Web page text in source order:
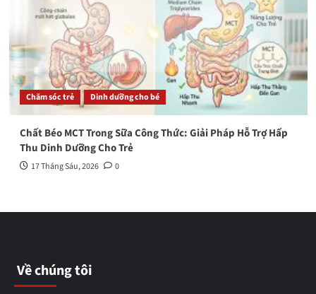
Chăm sóc trẻ Dinh dưỡng cho bé
Chất Béo MCT Trong Sữa Công Thức: Giải Pháp Hỗ Trợ Hấp
Thu Dinh Dưỡng Cho Trẻ
17 Tháng Sáu, 2026 0
Về chúng tôi